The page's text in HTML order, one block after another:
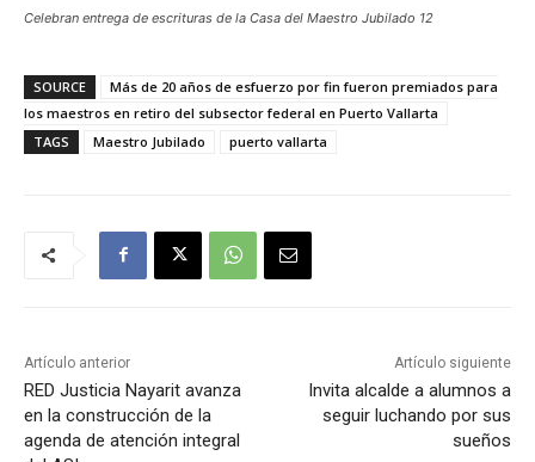
Celebran entrega de escrituras de la Casa del Maestro Jubilado 12
SOURCE
Más de 20 años de esfuerzo por fin fueron premiados para
los maestros en retiro del subsector federal en Puerto Vallarta
TAGS
Maestro Jubilado puerto vallarta
Artículo anterior
RED Justicia Nayarit avanza
en la construcción de la
agenda de atención integral
Artículo siguiente
Invita alcalde a alumnos a
seguir luchando por sus
sueños